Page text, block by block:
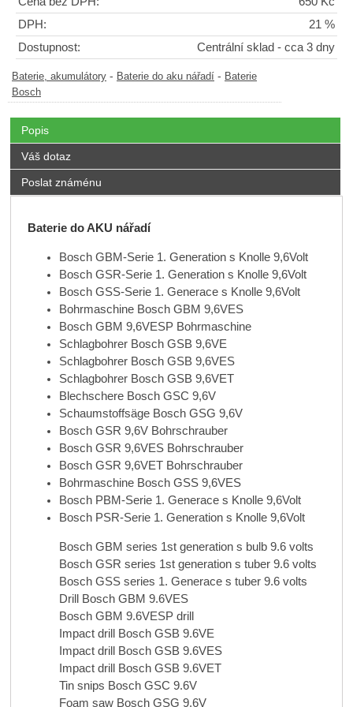
DPH:
21 %
Dostupnost:
Centrální sklad - cca 3 dny
Baterie, akumulátory - Baterie do aku nářadí - Baterie
Bosch
Popis
Váš dotaz
Poslat známénu
Baterie do AKU nářadí
Bosch GBM-Serie 1. Generation s Knolle 9,6Volt
Bosch GSR-Serie 1. Generation s Knolle 9,6Volt
Bosch GSS-Serie 1. Generace s Knolle 9,6Volt
Bohrmaschine Bosch GBM 9,6VES
Bosch GBM 9,6VESP Bohrmaschine
Schlagbohrer Bosch GSB 9,6VE
Schlagbohrer Bosch GSB 9,6VES
Schlagbohrer Bosch GSB 9,6VET
Blechschere Bosch GSC 9,6V
Schaumstoffsäge Bosch GSG 9,6V
Bosch GSR 9,6V Bohrschrauber
Bosch GSR 9,6VES Bohrschrauber
Bosch GSR 9,6VET Bohrschrauber
Bohrmaschine Bosch GSS 9,6VES
Bosch PBM-Serie 1. Generace s Knolle 9,6Volt
Bosch PSR-Serie 1. Generation s Knolle 9,6Volt
Bosch GBM series 1st generation s bulb 9.6 volts
Bosch GSR series 1st generation s tuber 9.6 volts
Bosch GSS series 1. Generace s tuber 9.6 volts
Drill Bosch GBM 9.6VES
Bosch GBM 9.6VESP drill
Impact drill Bosch GSB 9.6VE
Impact drill Bosch GSB 9.6VES
Impact drill Bosch GSB 9.6VET
Tin snips Bosch GSC 9.6V
Foam saw Bosch GSG 9.6V